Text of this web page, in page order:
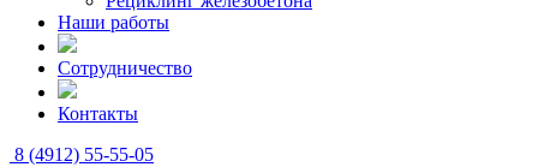
Наши работы
Сотрудничество
Контакты
8 (4912) 55-55-05